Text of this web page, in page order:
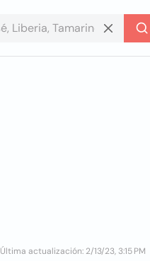
Última actualización: 2/13/23, 3:15 PM